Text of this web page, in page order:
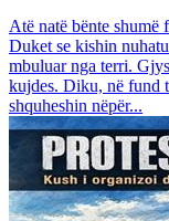
Atë natë bënte shumë
Duket se kishin
mbuluar nga terri.
kujdes. Diku, në fund
shquheshin nëpër...